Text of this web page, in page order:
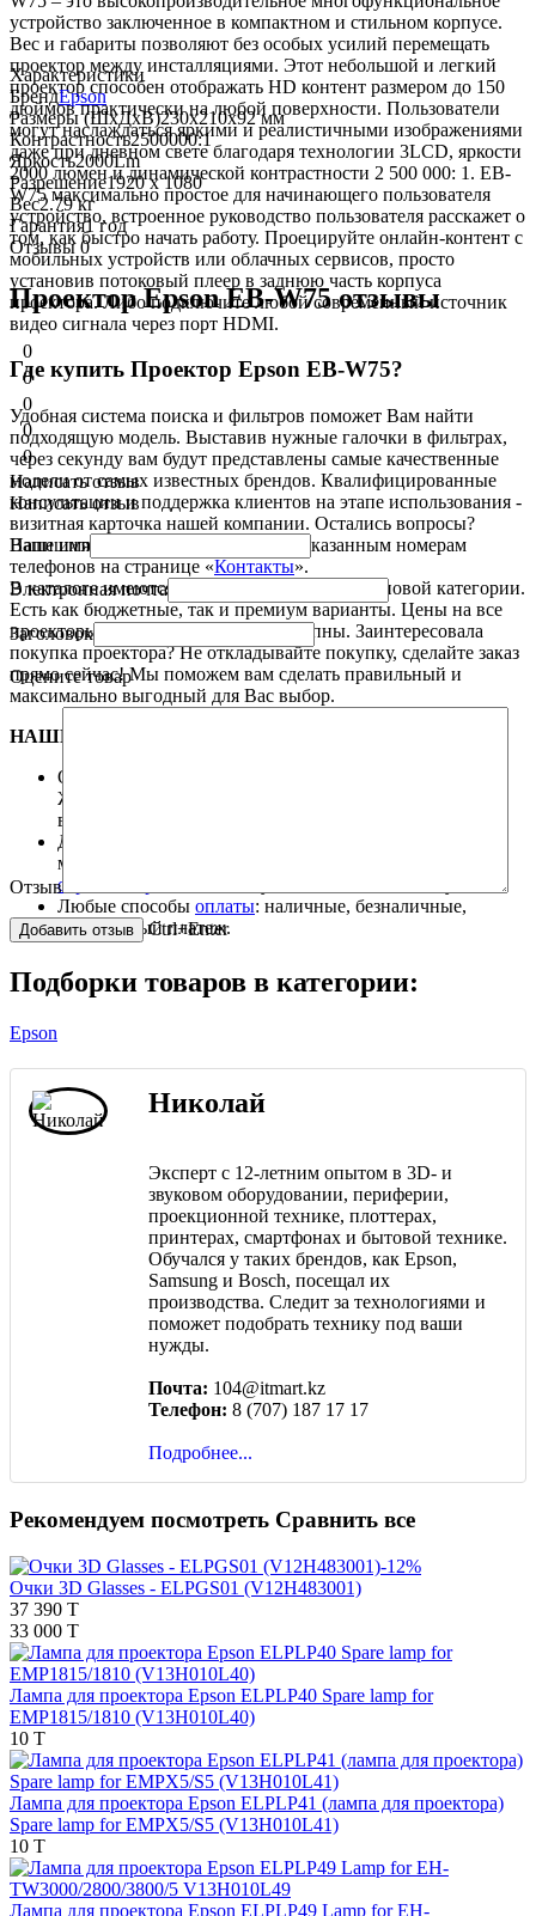
устройство заключенное в компактном и стильном корпусе.
Вес и габариты позволяют без особых усилий перемещать
проектор между инсталляциями. Этот небольшой и легкий
проектор способен отображать HD контент размером до 150
дюймов практически на любой поверхности. Пользователи
могут наслаждаться яркими и реалистичными изображениями
даже при дневном свете благодаря технологии 3LCD, яркости
2000 люмен и динамической контрастности 2 500 000: 1. EB-
W75 максимально простое для начинающего пользователя
устройство, встроенное руководство пользователя расскажет о
том, как быстро начать работу. Проецируйте онлайн-контент с
мобильных устройств или облачных сервисов, просто
установив потоковый плеер в заднюю часть корпуса
проектора. Либо подключите любой современный источник
видео сигнала через порт HDMI.
Где купить Проектор Epson EB-W75?
Удобная система поиска и фильтров поможет Вам найти
подходящую модель. Выставив нужные галочки в фильтрах,
через секунду вам будут представлены самые качественные
модели от самых известных брендов. Квалифицированные
консультации и поддержка клиентов на этапе использования -
визитная карточка нашей компании. Остались вопросы?
Напишите в чат или позвоните, по указанным номерам
телефонов на странице «Контакты».
В каталоге имеются проекторы различной ценовой категории.
Есть как бюджетные, так и премиум варианты. Цены на все
проекторы всегда актуальны и доступны. Заинтересовала
покупка проектора? Не откладывайте покупку, сделайте заказ
прямо сейчас! Мы поможем вам сделать правильный и
максимально выгодный для Вас выбор.
НАШИ ПРЕИМУЩЕСТВА.
Оперативная
Жители других городов Казахстана могут
воспользоваться услугами транспортных компаний.
Дилерская гарантия на всю технику. При поломке
машины в рамках гарантийного срока обязуемся
отремонтировать
Любые способы оплаты: наличные, безналичные,
наложенный платеж.
Характеристики
БрендEpson
Размеры (ШхДхВ)230x210x92 мм
Контрастность2500000:1
Яркость2000Lm
Разрешение1920 x 1080
Вес2.79 кг
Гарантия1 год
Отзывы0
Проектор Epson EB-W75 отзывы
0
0
0
0
0
Написать отзыв
Написать отзыв
Ваше имя
Электронная почта
Заголовок
Оцените товар
Отзыв
Ctrl+Enter
Подборки товаров в категории:
Epson
Николай
Эксперт с 12-летним опытом в 3D- и
звуковом оборудовании, периферии,
проекционной технике, плоттерах,
принтерах, смартфонах и бытовой технике.
Обучался у таких брендов, как Epson,
Samsung и Bosch, посещал их
производства. Следит за технологиями и
поможет подобрать технику под ваши
нужды.
Почта: 104@itmart.kz
Телефон: 8 (707) 187 17 17
Подробнее...
Рекомендуем посмотреть Сравнить все
-12%
Очки 3D Glasses - ELPGS01 (V12H483001)
37 390 T
33 000 T
Лампа для проектора Epson ELPLP40 Spare lamp for
EMP1815/1810 (V13H010L40)
10 T
Лампа для проектора Epson ELPLP41 (лампа для проектора)
Spare lamp for EMPX5/S5 (V13H010L41)
10 T
Лампа для проектора Epson ELPLP49 Lamp for EH-